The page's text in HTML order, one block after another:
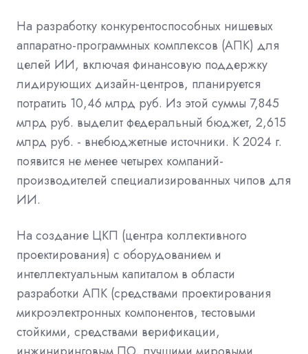
На разработку конкурентоспособных нишевых
аппаратно-программных комплексов (АПК) для
целей ИИ, включая финансовую поддержку
лидирующих дизайн-центров, планируется
потратить 10,46 млрд руб. Из этой суммы 7,845
млрд руб. выделит федеральный бюджет, 2,615
млрд руб. - внебюджетные источники. К 2024 г.
появится не менее четырех компаний-
производителей специализированных чипов для
ИИ.
На создание ЦКП (центра коллективного
проектирования) с оборудованием и
интеллектуальным капиталом в области
разработки АПК (средствами проектирования
микроэлектронных компонентов, тестовыми
стойкими, средствами верификации,